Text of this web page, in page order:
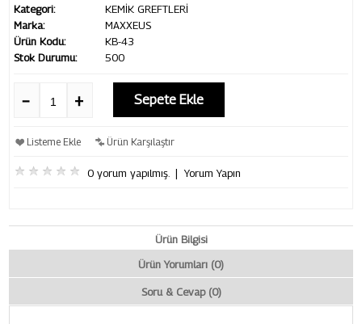
Kategori:
KEMİK GREFTLERİ
Marka:
MAXXEUS
Ürün Kodu:
KB-43
Stok Durumu:
500
Sepete Ekle
Listeme Ekle Ürün Karşılaştır
0 yorum yapılmış. |Yorum Yapın
Ürün Bilgisi
Ürün Yorumları (0)
Soru & Cevap (0)